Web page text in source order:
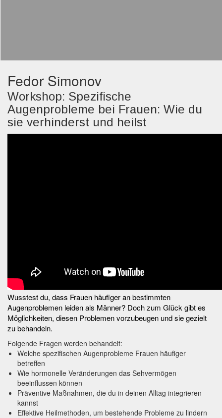
Fedor Simonov
Workshop: Spezifische
Augenprobleme bei Frauen: Wie du
sie verhinderst und heilst
Wusstest du, dass Frauen häufiger an bestimmten
Augenproblemen leiden als Männer? Doch zum Glück gibt es
Möglichkeiten, diesen Problemen vorzubeugen und sie gezielt
zu behandeln.
Folgende Fragen werden behandelt:
Welche spezifischen Augenprobleme Frauen häufiger
betreffen
Wie hormonelle Veränderungen das Sehvermögen
beeinflussen können
Präventive Maßnahmen, die du in deinen Alltag integrieren
kannst
Effektive Heilmethoden, um bestehende Probleme zu lindern